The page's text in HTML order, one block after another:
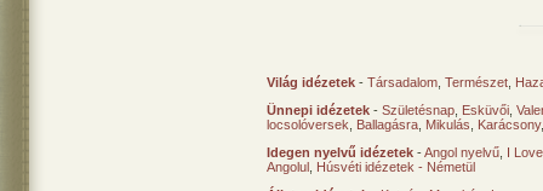
Világ idézetek - Társadalom Természet
Ünnepi idézetek - Születésnap Esküvői
locsolóversek
Ballagásra Mikulás Karácsony
Idegen nyelvű idézetek -Angol nyelvű I
Angolul Húsvéti idézetek - Németül